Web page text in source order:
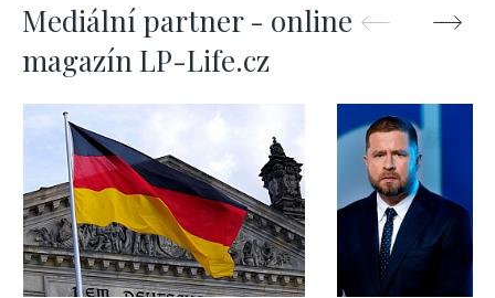
Mediální partner - online
magazín LP-Life.cz